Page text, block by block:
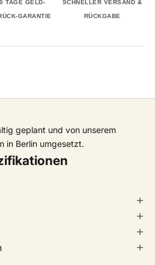
TAGE GELD-
GARANTIE
SCHNELLER VERSAND &
RÜCKGABE
geplant und von unserem
in Berlin umgesetzt.